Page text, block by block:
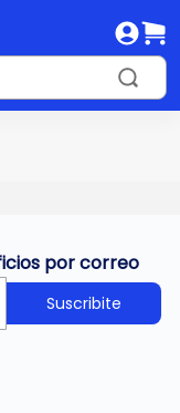
por correo
Suscribite